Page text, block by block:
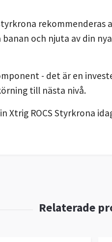
rekommenderas
och njuta av din
- det är en
till nästa nivå.
Xtrig ROCS Styrkrona